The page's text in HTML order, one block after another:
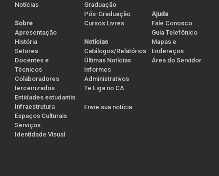
Notícias
Sobre
Apresentação
História
Setores
Docentes e
Técnicos
Colaboradores
terceirizados
Entidades estudantis
Infraestrutura
Espaços Culturais
Serviços
Identidade Visual
Graduação
Pós-Graduação
Cursos Livres
Notícias
Catálogos/Relatórios
Últimas Notícias
Informes
Administrativos
Te Liga no CA
Envie sua notícia
Ajuda
Fale Conosco
Guia Telefônico
Mapas e
Endereços
Área do Servidor